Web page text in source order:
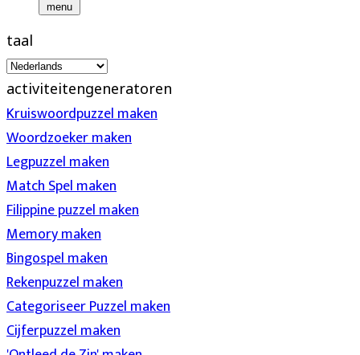
menu
taal
activiteitengeneratoren
Kruiswoordpuzzel maken
Woordzoeker maken
Legpuzzel maken
Match Spel maken
Filippine puzzel maken
Memory maken
Bingospel maken
Rekenpuzzel maken
Categoriseer Puzzel maken
Cijferpuzzel maken